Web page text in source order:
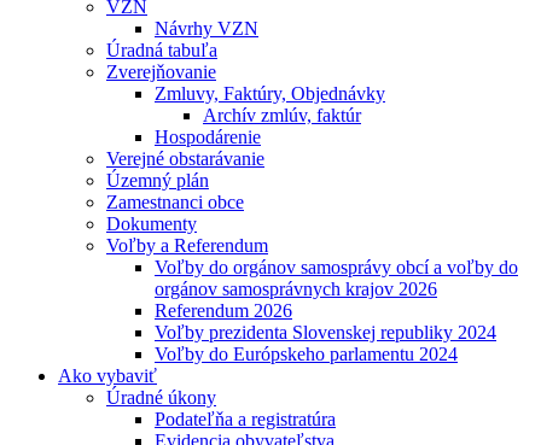
VZN
Návrhy VZN
Úradná tabuľa
Zverejňovanie
Zmluvy, Faktúry, Objednávky
Archív zmlúv, faktúr
Hospodárenie
Verejné obstarávanie
Územný plán
Zamestnanci obce
Dokumenty
Voľby a Referendum
Voľby do orgánov samosprávy obcí a voľby do
orgánov samosprávnych krajov 2026
Referendum 2026
Voľby prezidenta Slovenskej republiky 2024
Voľby do Európskeho parlamentu 2024
Ako vybaviť
Úradné úkony
Podateľňa a registratúra
Evidencia obyvateľstva